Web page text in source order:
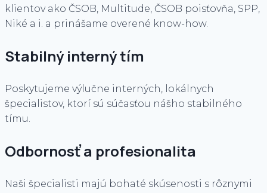
klientov ako ČSOB, Multitude, ČSOB poisťovňa, SPP,
Niké a i. a prinášame overené know-how.
Stabilný interný tím
Poskytujeme výlučne interných, lokálnych
špecialistov, ktorí sú súčasťou nášho stabilného
tímu.
Odbornosť a profesionalita
Naši špecialisti majú bohaté skúsenosti s rôznymi